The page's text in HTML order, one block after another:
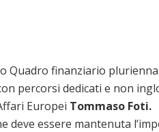
Quadro finanziario
percorsi dedicati e non
Europei Tommaso Foti.
deve essere mantenuta